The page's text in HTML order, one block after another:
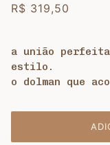
R$ 319,50
a união
estilo.
o dolman que